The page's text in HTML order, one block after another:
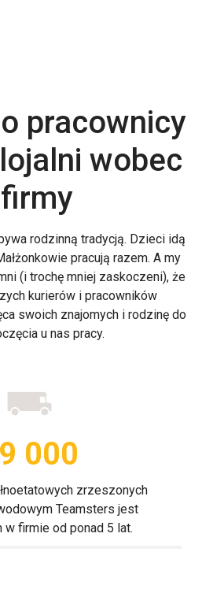
pracownicy
wobec
firmy
rodzinną tradycją. Dzieci idą
pracują razem. A my
(i trochę mniej zaskoczeni), że
kurierów i pracowników
swoich znajomych i rodzinę do
u nas pracy.
000
zrzeszonych
Teamsters jest
w firmie od ponad 5 lat.